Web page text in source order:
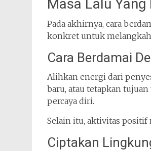
Masa Lalu
Pada akhirnya, cara
konkret untuk melangkah
Cara Berdamai
Alihkan energi dari
baru, atau tetapkan
percaya diri.
Selain itu, aktivitas
Ciptakan